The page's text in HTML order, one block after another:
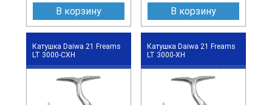
В корзину
В корзину
Катушка Daiwa 21 Freams
LT 3000-CXH
Катушка Daiwa 21 Freams
LT 3000-XH